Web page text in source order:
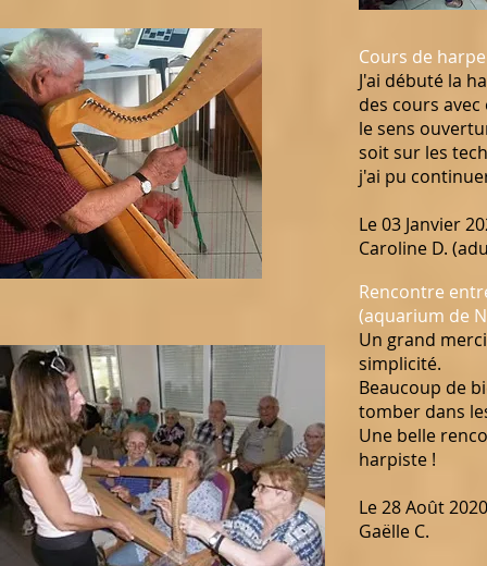
Cours de harpe
J'ai débuté la
des cours
le sens
soit sur les
j'ai pu
Le 03 Janvier
Caroline D.
Rencontre
(aquarium de
Un grand
simplicité.
Beaucoup de
tomber dans
Une belle
harpiste !
Le 28 Août 2020
Gaëlle C.